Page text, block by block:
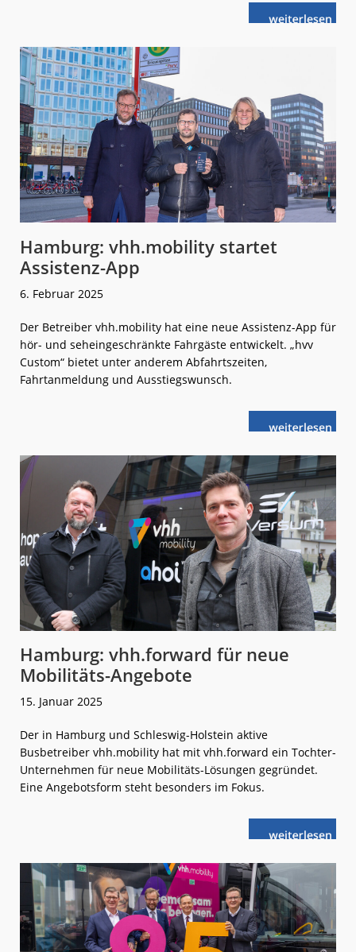
weiterlese
nvhh.mobility:
Hamburg: vhh.mobility startet
Assistenz-App
6. Februar 2025
Der Betreiber vhh.mobility hat eine neue Assistenz-App für
hör- und seheingeschränkte Fahrgäste entwickelt. „hvv
Custom“ bietet unter anderem Abfahrtszeiten,
Fahrtanmeldung und Ausstiegswunsch.
weiterlese
nHamburg:
App
Hamburg: vhh.forward für neue
Mobilitäts-Angebote
15. Januar 2025
Der in Hamburg und Schleswig-Holstein aktive
Busbetreiber vhh.mobility hat mit vhh.forward ein Tochter-
Unternehmen für neue Mobilitäts-Lösungen gegründet.
Eine Angebotsform steht besonders im Fokus.
weiterlese
nHamburg:
neue
Mobilitäts-
Angebote